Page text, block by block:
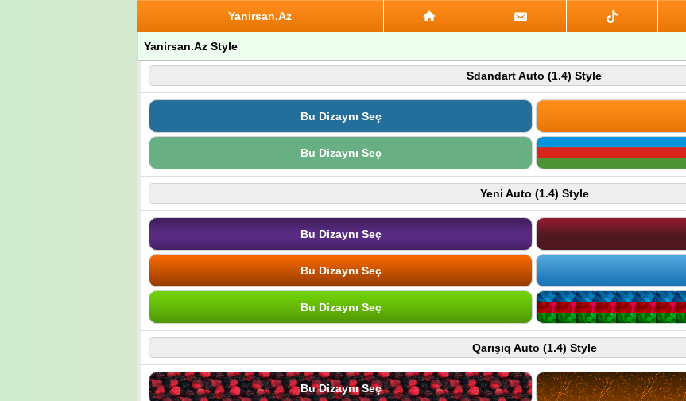
Yanirsan.Az
Yanirsan.Az Style
Sdandart Auto (1.4) Style
Bu Dizaynı Seç
Bu Dizaynı Seç
Yeni Auto (1.4) Style
Bu Dizaynı Seç
Bu Dizaynı Seç
Bu Dizaynı Seç
Qarışıq Auto (1.4) Style
Bu Dizaynı Seç